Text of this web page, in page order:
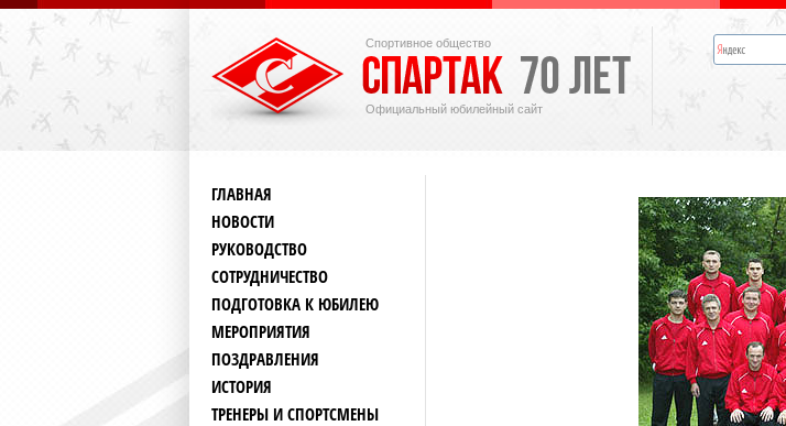
Спортивное общество
Официальный юбилейный сайт
ГЛАВНАЯ
НОВОСТИ
РУКОВОДСТВО
СОТРУДНИЧЕСТВО
ПОДГОТОВКА К ЮБИЛЕЮ
МЕРОПРИЯТИЯ
ПОЗДРАВЛЕНИЯ
ИСТОРИЯ
ТРЕНЕРЫ И СПОРТСМЕНЫ